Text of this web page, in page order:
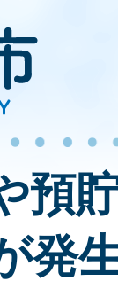
預
発